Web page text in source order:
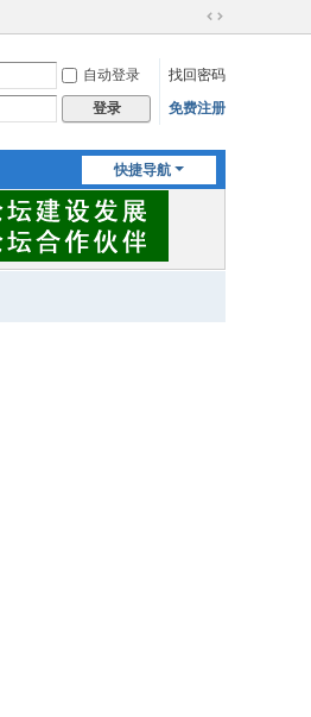
切
到
宽
自动登录
找回密码
登录 免费注册
快捷导航